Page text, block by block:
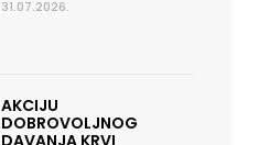
31.07.2026.
AKCIJU
DOBROVOLJNOG